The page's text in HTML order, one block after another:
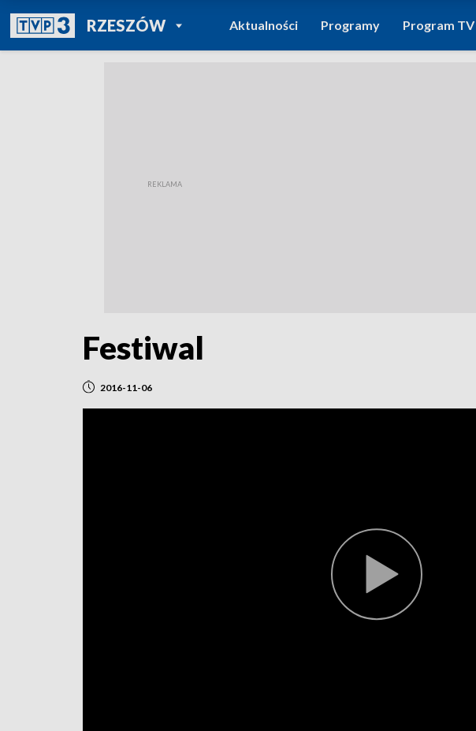
RZESZÓWPOWRÓT DO
TVP REGIONY
Aktualności Programy Program TV
Festiwal
2016-11-06